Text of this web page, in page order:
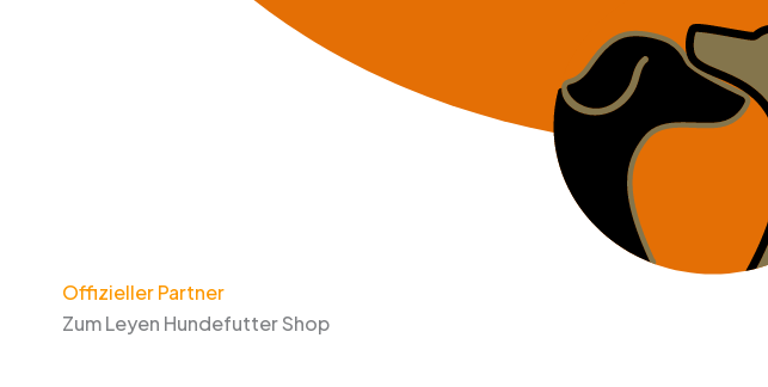
Offizieller Partner
Zum Leyen Hundefutter Shop